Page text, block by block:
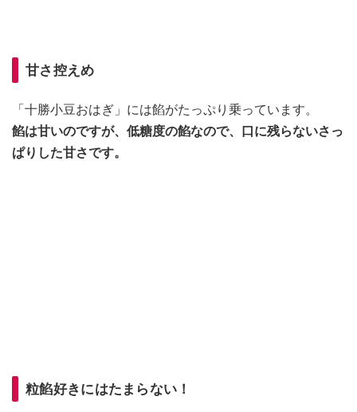
甘さ控えめ
「十勝小豆おはぎ」には餡がたっぷり乗っています。
餡は甘いのですが、低糖度の餡なので、口に残らないさっ
ぱりした甘さです。
粒餡好きにはたまらない！